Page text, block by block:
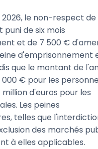
le non-respect de
de six mois
et de 7 500 €
d'emprisonnement
que le montant de
€ pour les
million d'euros pour les
Les peines
telles que
des marchés
à elles applicables.